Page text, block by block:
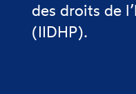
des droits de
(IIDHP).